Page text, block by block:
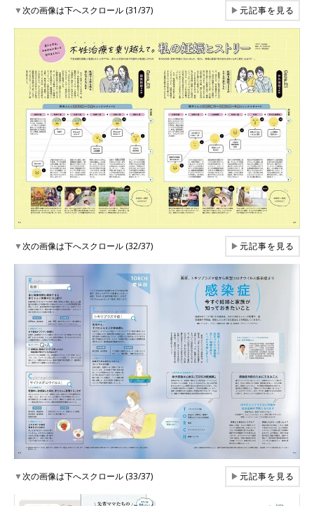
▼次の画像は下へスクロール (31/37) ▶元記事を見る
▼次の画像は下へスクロール (32/37) ▶元記事を見る
▼次の画像は下へスクロール (33/37) ▶元記事を見る